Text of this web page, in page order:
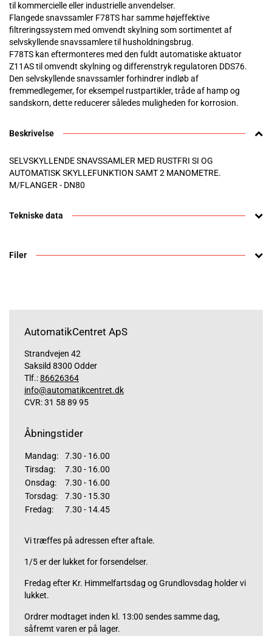
til kommercielle eller industrielle anvendelser.
Flangede snavssamler F78TS har samme højeffektive
filtreringssystem med omvendt skylning som sortimentet af
selvskyllende snavssamlere til husholdningsbrug.
F78TS kan eftermonteres med den fuldt automatiske aktuator
Z11AS til omvendt skylning og differenstryk regulatoren DDS76.
Den selvskyllende snavssamler forhindrer indløb af
fremmedlegemer, for eksempel rustpartikler, tråde af hamp og
sandskorn, dette reducerer således muligheden for korrosion.
Beskrivelse
SELVSKYLLENDE SNAVSSAMLER MED RUSTFRI SI OG
AUTOMATISK SKYLLEFUNKTION SAMT 2 MANOMETRE.
M/FLANGER - DN80
Tekniske data
Filer
AutomatikCentret ApS
Strandvejen 42
Saksild 8300 Odder
Tlf.:86626364
info@automatikcentret.dk
CVR: 31 58 89 95
Åbningstider
Mandag:
7.30 - 16.00
Tirsdag:
7.30 - 16.00
Onsdag:
7.30 - 16.00
Torsdag:
7.30 - 15.30
Fredag:
7.30 - 14.45
Vi træffes på adressen efter aftale.
1/5 er der lukket for forsendelser.
Fredag efter Kr. Himmelfartsdag og Grundlovsdag holder vi
lukket.
Ordrer modtaget inden kl. 13:00 sendes samme dag,
såfremt varen er på lager.